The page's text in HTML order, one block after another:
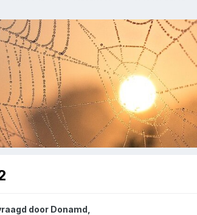
door Donamd